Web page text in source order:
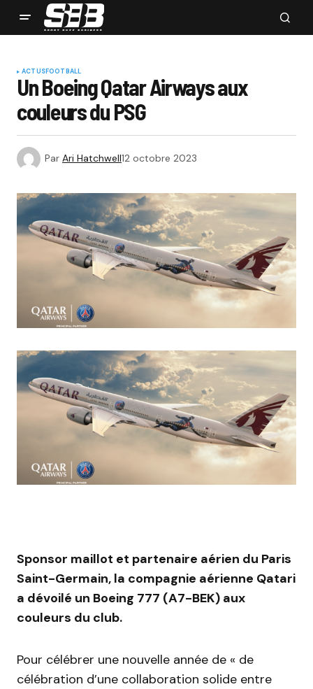
ACTUSFOOTBALL
Un Boeing Qatar Airways aux
couleurs du PSG
Par Ari Hatchwell12 octobre 2023
Sponsor maillot et partenaire aérien du Paris
Saint-Germain, la compagnie aérienne Qatari
a dévoilé un Boeing 777 (A7-BEK) aux
couleurs du club.
Pour célébrer une nouvelle année de « de
célébration d’une collaboration solide entre